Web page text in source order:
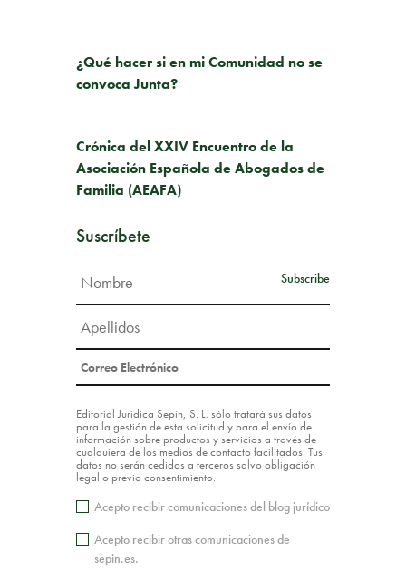
¿Qué hacer si en mi Comunidad no se
convoca Junta?
Crónica del XXIV Encuentro de la
Asociación Española de Abogados de
Familia (AEAFA)
Suscríbete
Editorial Jurídica Sepín, S. L. sólo tratará sus datos
para la gestión de esta solicitud y para el envío de
información sobre productos y servicios a través de
cualquiera de los medios de contacto facilitados. Tus
datos no serán cedidos a terceros salvo obligación
legal o previo consentimiento.
Acepto recibir comunicaciones del blog jurídico
Acepto recibir otras comunicaciones de
sepin.es.